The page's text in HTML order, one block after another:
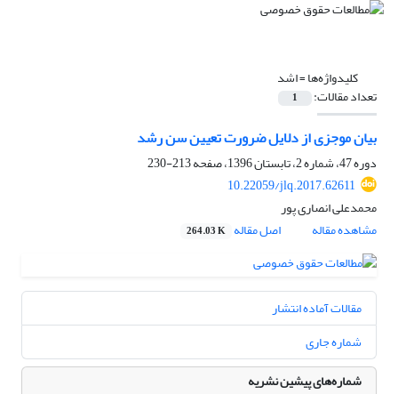
کلیدواژه‌ها =اشد
تعداد مقالات: 1
بیان موجزی از دلایل ضرورت تعیین سن رشد
دوره 47، شماره 2، تابستان 1396، صفحه
213-230
10.22059/jlq.2017.62611
محمدعلی انصاری پور
مشاهده مقاله
اصل مقاله 264.03 K
مقالات آماده انتشار
شماره جاری
شماره‌های پیشین نشریه